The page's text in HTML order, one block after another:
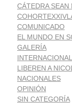
CÁTEDRA SEAN
COMUNICADO
EL MUNDO EN
GALERÍA
LIBEREN A
NACIONALES
OPINIÓN
SIN CATEGORÍA